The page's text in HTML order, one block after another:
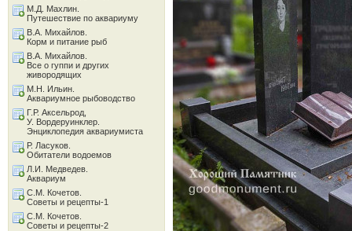
М.Д. Махлин.
Путешествие по аквариуму
В.А. Михайлов.
Корм и питание рыб
В.А. Михайлов.
Все о гуппи и других
живородящих
М.Н. Ильин.
Аквариумное рыбоводство
Г.Р. Аксельрод,
У. Вордеруинклер.
Энциклопедия аквариумиста
Р. Ласуков.
Обитатели водоемов
Л.И. Медведев.
Аквариум
С.М. Кочетов.
Советы и рецепты-1
С.М. Кочетов.
Советы и рецепты-2